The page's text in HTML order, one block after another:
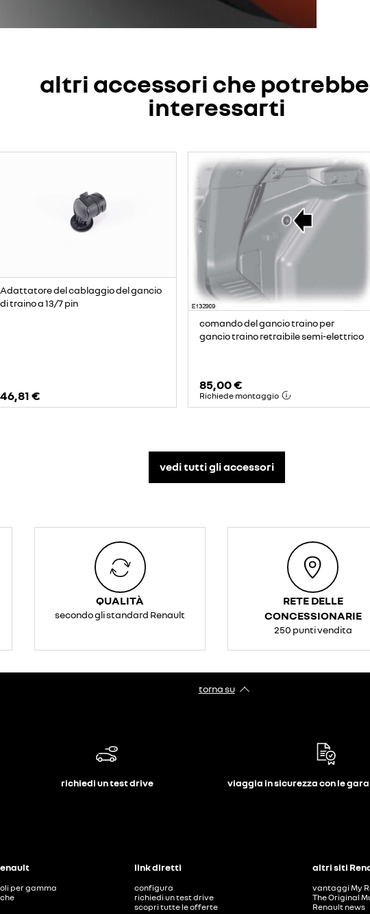
altri accessori che
interessarti
Adattatore del cablaggio del gancio
di traino a 13/7 pin
46,81 €
comando del gancio traino per
gancio traino retraibile semi-elettrico
85,00 €
Richiede montaggio
vedi tutti gli accessori​
QUALITÀ
secondo gli standard Renault
RETE DELLE
CONCESSIONARIE
250 punti vendita
torna su
richiedi un test drive viaggia in sicurezza con le
per gamma
link diretti
configura
richiedi un test drive
scopri tutte le offerte
altri siti
vantaggi My
The Original
Renault news